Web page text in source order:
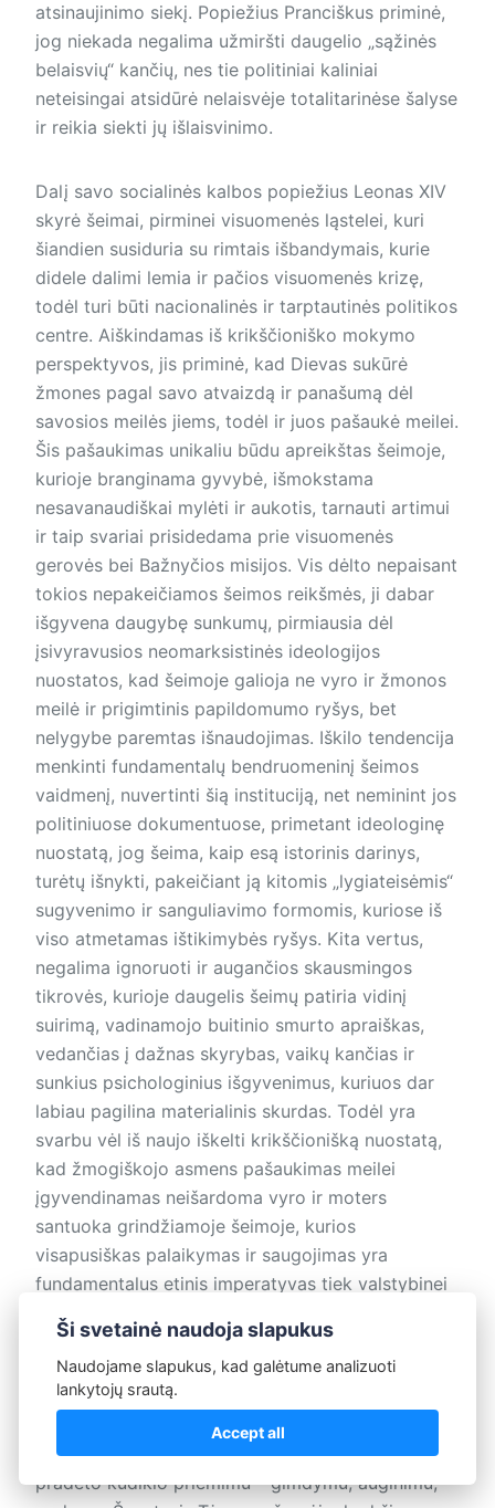
atsinaujinimo siekį. Popiežius Pranciškus priminė,
jog niekada negalima užmiršti daugelio „sąžinės
belaisvių“ kančių, nes tie politiniai kaliniai
neteisingai atsidūrė nelaisvėje totalitarinėse šalyse
ir reikia siekti jų išlaisvinimo.
Dalį savo socialinės kalbos popiežius Leonas XIV
skyrė šeimai, pirminei visuomenės ląstelei, kuri
šiandien susiduria su rimtais išbandymais, kurie
didele dalimi lemia ir pačios visuomenės krizę,
todėl turi būti nacionalinės ir tarptautinės politikos
centre. Aiškindamas iš krikščioniško mokymo
perspektyvos, jis priminė, kad Dievas sukūrė
žmones pagal savo atvaizdą ir panašumą dėl
savosios meilės jiems, todėl ir juos pašaukė meilei.
Šis pašaukimas unikaliu būdu apreikštas šeimoje,
kurioje branginama gyvybė, išmokstama
nesavanaudiškai mylėti ir aukotis, tarnauti artimui
ir taip svariai prisidedama prie visuomenės
gerovės bei Bažnyčios misijos. Vis dėlto nepaisant
tokios nepakeičiamos šeimos reikšmės, ji dabar
išgyvena daugybę sunkumų, pirmiausia dėl
įsivyravusios neomarksistinės ideologijos
nuostatos, kad šeimoje galioja ne vyro ir žmonos
meilė ir prigimtinis papildomumo ryšys, bet
nelygybe paremtas išnaudojimas. Iškilo tendencija
menkinti fundamentalų bendruomeninį šeimos
vaidmenį, nuvertinti šią instituciją, net neminint jos
politiniuose dokumentuose, primetant ideologinę
nuostatą, jog šeima, kaip esą istorinis darinys,
turėtų išnykti, pakeičiant ją kitomis „lygiateisėmis“
sugyvenimo ir sanguliavimo formomis, kuriose iš
viso atmetamas ištikimybės ryšys. Kita vertus,
negalima ignoruoti ir augančios skausmingos
tikrovės, kurioje daugelis šeimų patiria vidinį
suirimą, vadinamojo buitinio smurto apraiškas,
vedančias į dažnas skyrybas, vaikų kančias ir
sunkius psichologinius išgyvenimus, kuriuos dar
labiau pagilina materialinis skurdas. Todėl yra
svarbu vėl iš naujo iškelti krikščionišką nuostatą,
kad žmogiškojo asmens pašaukimas meilei
įgyvendinamas neišardoma vyro ir moters
santuoka grindžiamoje šeimoje, kurios
visapusiškas palaikymas ir saugojimas yra
fundamentalus etinis imperatyvas tiek valstybinei
politikai, tiek ir Bažnyčios misijai.
Gyvybės šventumo palaikymas
Šeimos pašaukimas meilei yra išreiškiamas
atvirumu gyvybei, svetingu motinos įsčiose
pradėto kūdikio priėmimu – gimdymu, auginimu,
Ši svetainė naudoja slapukus
Naudojame slapukus, kad galėtume analizuoti
lankytojų srautą.
Accept all